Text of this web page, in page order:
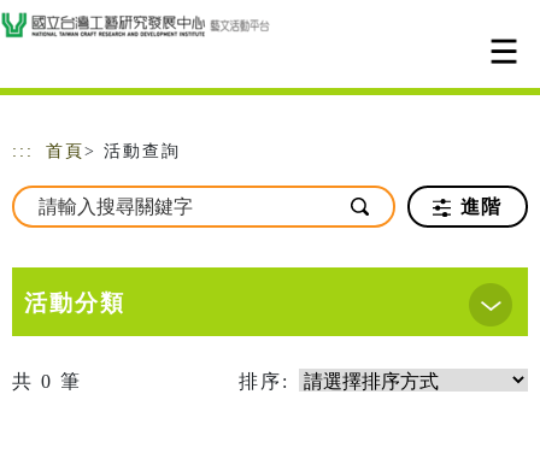
跳到主要內容
網站導覽
::: 首頁 > 活動查詢
進階
活動分類
共 0 筆 排序: